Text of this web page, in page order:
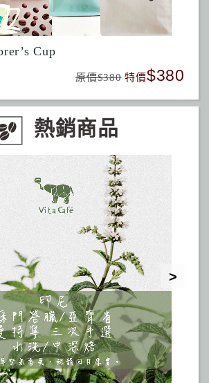
Cup
原價$380 特價$380
熱銷商品